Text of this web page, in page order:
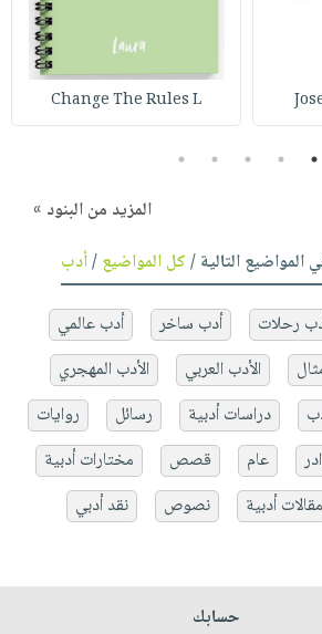
Change The Rules L
1
2
3
4
5
المزيد من البنود »
التالية /كل المواضيع/أدب
رحلات أدب ساخر
أدب عالمي
الأدب العربي
الأدب المهجري
دراسات أدبية رسائل
روايات
عام قصص
مختارات أدبية
مقالات أدبية نصوص نقد أدبي
حسابك